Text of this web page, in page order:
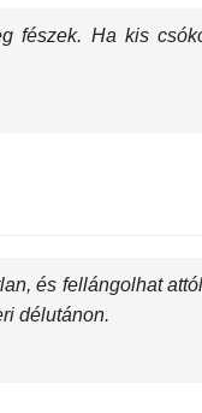
fészek. Ha kis
és fellángolhat
délutánon.